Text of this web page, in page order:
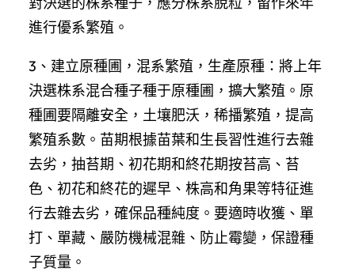
進行優系繁殖。
3、建立原種圃，混系繁殖，生產原種：將上年
決選株系混合種子種于原種圃，擴大繁殖。原
種圃要隔離安全，土壤肥沃，稀播繁殖，提高
繁殖系數。苗期根據苗葉和生長習性進行去雜
去劣，抽苔期、初花期和終花期按苔高、苔
色、初花和終花的遲早、株高和角果等特征進
行去雜去劣，確保品種純度。要適時收獲、單
打、單藏、嚴防機械混雜、防止霉變，保證種
子質量。